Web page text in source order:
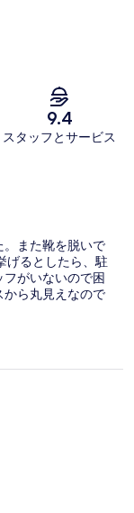
9.4
スタッフとサービス
また靴を脱いで
げるとしたら、駐
がいないので困
から丸見えなので